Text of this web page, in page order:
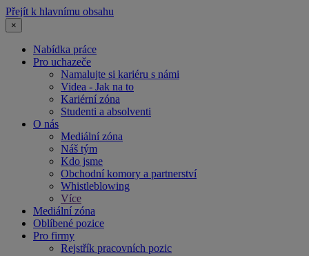
Přejít k hlavnímu obsahu
×
Nabídka práce
Pro uchazeče
Namalujte si kariéru s námi
Videa - Jak na to
Kariérní zóna
Studenti a absolventi
O nás
Mediální zóna
Náš tým
Kdo jsme
Obchodní komory a partnerství
Whistleblowing
Více
Mediální zóna
Oblíbené pozice
Pro firmy
Rejstřík pracovních pozic